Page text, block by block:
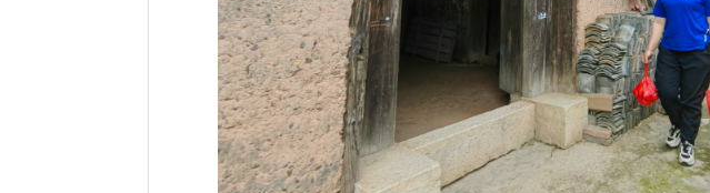
龚秋霞像给三角寨村民送物资（史纯华 供）。
增家源村是桂阳县欧阳海镇最偏远的村子之一，坐落在大山深处